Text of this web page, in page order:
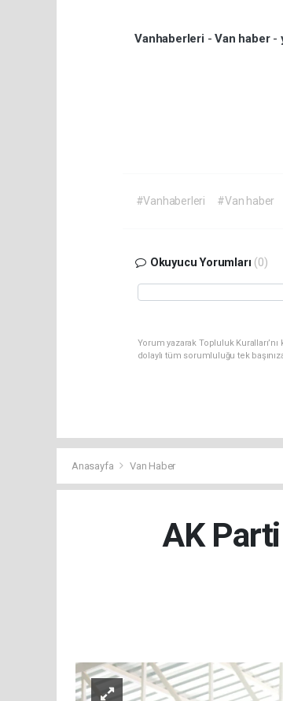
Vanhaberleri -Van haber -
#Vanhaberleri #Van haber
Okuyucu Yorumları (0)
Yorum yazarak Topluluk
dolaylı tüm sorumluluğu tek
Anasayfa Van Haber
AK Parti